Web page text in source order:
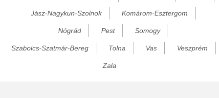
Kiszombor
Kozármisleny
Jász-Nagykun-Szolnok Komárom-Esztergom
Nógrád Pest Somogy
Szabolcs-Szatmár-Bereg Tolna Vas Veszprém
Zala